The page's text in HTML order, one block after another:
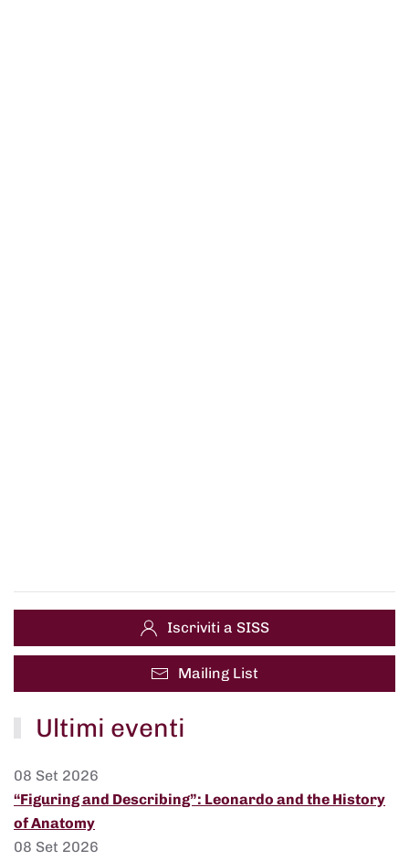
Iscriviti a SISS
Mailing List
Ultimi eventi
08 Set 2026
“Figuring and Describing”: Leonardo and the History
of Anatomy
08 Set 2026